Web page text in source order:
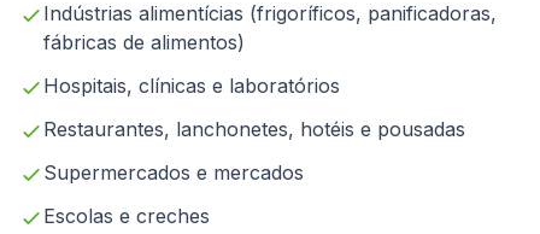
Indústrias alimentícias (frigoríficos, panificadoras,
fábricas de alimentos)
Hospitais, clínicas e laboratórios
Restaurantes, lanchonetes, hotéis e pousadas
Supermercados e mercados
Escolas e creches